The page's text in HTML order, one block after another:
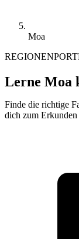
Moa
Lerne Moa
Finde die richtige
dich zum Erkunden